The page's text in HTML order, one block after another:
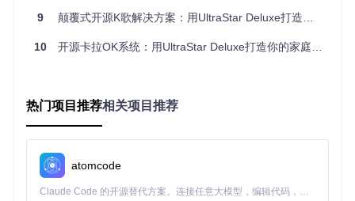
这款系统支持Windows、Linux和macOS三大主流操作系统，
意味着无论你家现有的设备是什么品牌，都能轻松搭建。更重
要的是，作为开源项目，它的功能持续由全球开发者共同改
深度体验：三大场景的沉浸式娱乐
对于空间有限的都市公寓，Modern主题的蓝色渐变背景能营
造出开阔感，其简洁设计让小空间显得更宽敞。将显示器安装
9 颠覆式开源K歌解决方案：用UltraStar Deluxe打造家庭娱乐新体验
10 开源卡拉OK系统：用UltraStar Deluxe打造你的家庭娱乐中心
热门项目推荐相关项目推荐
atomcode
Claude Code 的开源替代方案。连接任意大模型，编辑代码，运行命令，自动验证 — 全自动执行。用 Rust 构建，极致性能。 ｜ An open-source alternative to Claude Code. Connect any LLM, edit code, run commands, and verify changes — autonomously. Built in Rust for speed. Get Started